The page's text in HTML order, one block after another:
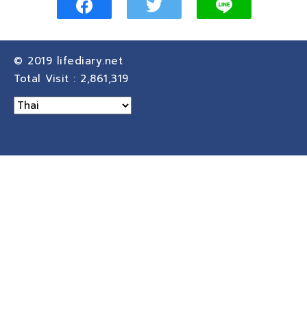
© 2019 lifediary.net
Total Visit : 2,861,319